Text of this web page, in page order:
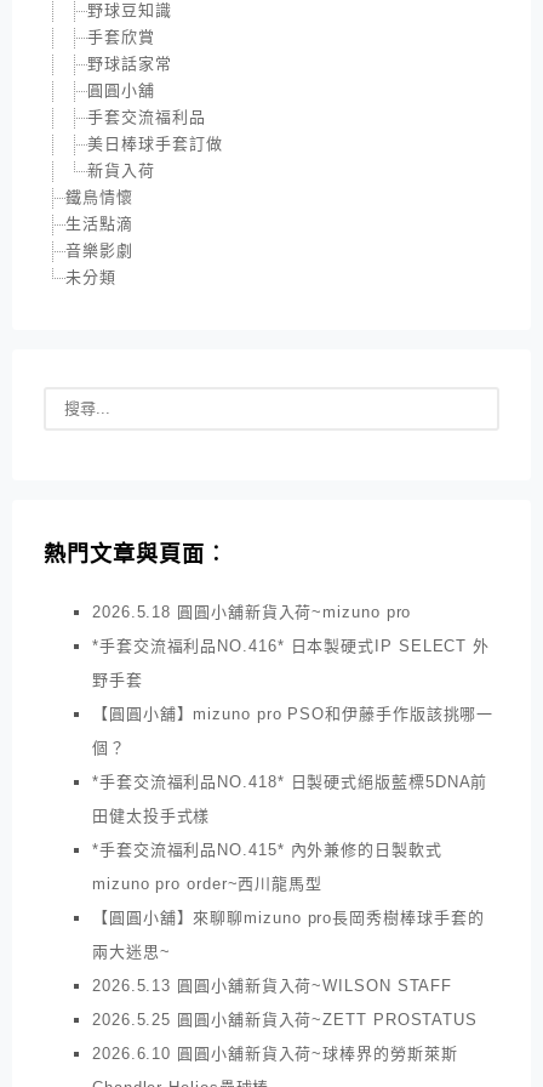
野球豆知識
手套欣賞
野球話家常
圓圓小舖
手套交流福利品
美日棒球手套訂做
新貨入荷
鐵鳥情懷
生活點滴
音樂影劇
未分類
熱門文章與頁面︰
2026.5.18 圓圓小舖新貨入荷~mizuno pro
*手套交流福利品NO.416* 日本製硬式IP SELECT 外
野手套
【圓圓小舖】mizuno pro PSO和伊藤手作版該挑哪一
個？
*手套交流福利品NO.418* 日製硬式絕版藍標5DNA前
田健太投手式樣
*手套交流福利品NO.415* 內外兼修的日製軟式
mizuno pro order~西川龍馬型
【圓圓小舖】來聊聊mizuno pro長岡秀樹棒球手套的
兩大迷思~
2026.5.13 圓圓小舖新貨入荷~WILSON STAFF
2026.5.25 圓圓小舖新貨入荷~ZETT PROSTATUS
2026.6.10 圓圓小舖新貨入荷~球棒界的勞斯萊斯